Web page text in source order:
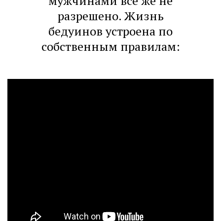
разрешено. Жизнь
бедуинов устроена по
собственным правилам: